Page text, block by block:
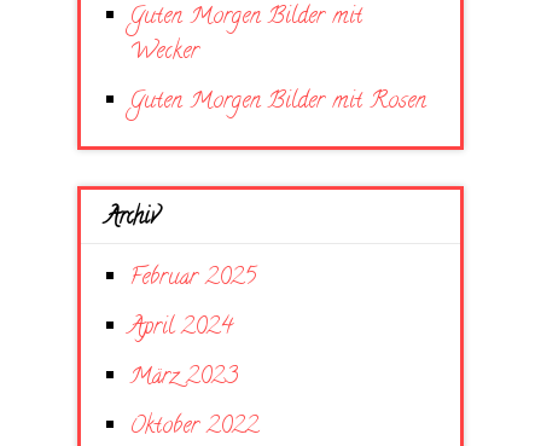
Guten Morgen Bilder mit
Wecker
Guten Morgen Bilder mit Rosen
Archiv
Februar 2025
April 2024
März 2023
Oktober 2022